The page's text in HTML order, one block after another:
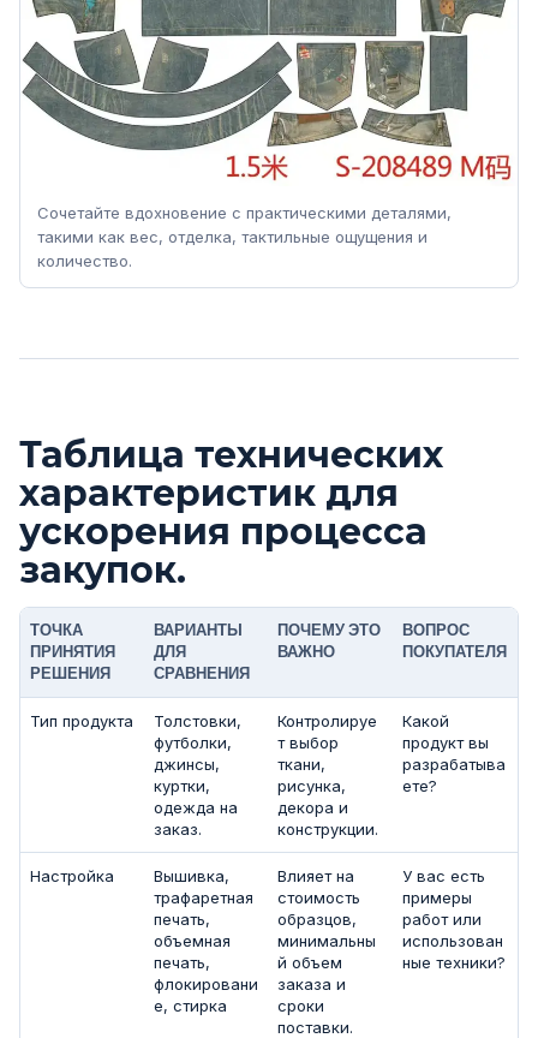
Сочетайте вдохновение с практическими деталями,
такими как вес, отделка, тактильные ощущения и
количество.
Таблица технических
характеристик для
ускорения процесса
закупок.
ТОЧКА
ПРИНЯТИЯ
РЕШЕНИЯ
ВАРИАНТЫ
ДЛЯ
СРАВНЕНИЯ
ПОЧЕМУ ЭТО
ВАЖНО
ВОПРОС
ПОКУПАТЕЛЯ
Тип продукта
Толстовки,
футболки,
джинсы,
куртки,
одежда на
заказ.
Контролируе
т выбор
ткани,
рисунка,
декора и
конструкции.
Какой
продукт вы
разрабатыва
ете?
Настройка
Вышивка,
трафаретная
печать,
объемная
печать,
флокировани
е, стирка
Влияет на
стоимость
образцов,
минимальны
й объем
заказа и
сроки
поставки.
У вас есть
примеры
работ или
использован
ные техники?